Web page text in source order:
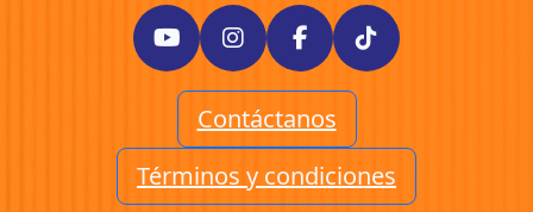
Contáctanos
Términos y condiciones